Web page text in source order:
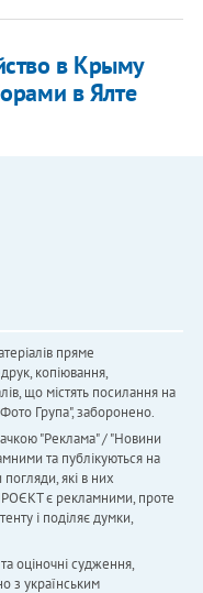
в Крыму
в Ялте
пряме
копіювання,
що містять посилання на
Група", заборонено.
"Реклама" / "Новини
та публікуються на
які в них
є рекламними, проте
і поділяє думки,
оціночні судження,
з українським